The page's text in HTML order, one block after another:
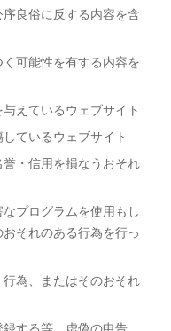
良俗に反する内容を含
可能性を有する内容を
えているウェブサイト
ているウェブサイト
・信用を損なうおそれ
プログラムを使用もし
それのある行為を行っ
為、またはそのおそれ